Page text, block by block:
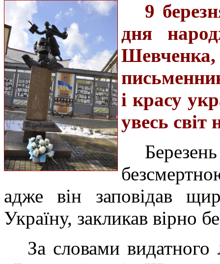
9
дня
і красу
увесь
адже він заповідав
Україну, закликав вірно
За словами видатного